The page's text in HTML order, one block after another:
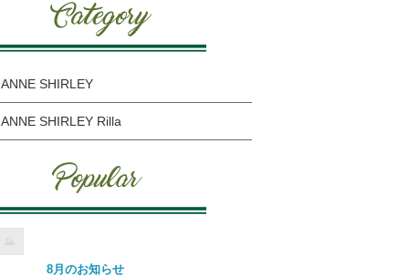
ANNE SHIRLEY
ANNE SHIRLEY Rilla
8月のお知らせ